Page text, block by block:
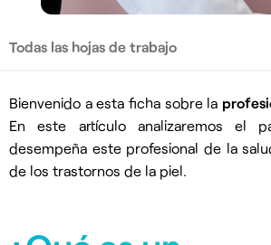
Todas las hojas de trabajo
Bienvenido a esta ficha sobre la
En este artículo analizaremos el
desempeña este profesional de la
de los trastornos de la piel.